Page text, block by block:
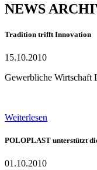
NEWS
Tradition trifft Innovation
15.10.2010
Gewerbliche Wirtschaft
Weiterlesen
POLOPLAST unterstützt
01.10.2010